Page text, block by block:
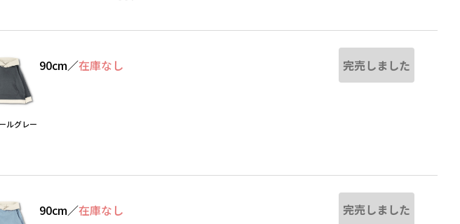
ルグレー
90cm／在庫なし 完売しました
90cm／在庫なし 完売しました